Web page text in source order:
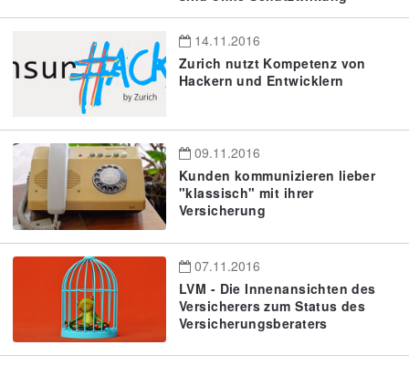
14.11.2016
Zurich nutzt Kompetenz von
Hackern und Entwicklern
09.11.2016
Kunden kommunizieren lieber
"klassisch" mit ihrer
Versicherung
07.11.2016
LVM - Die Innenansichten des
Versicherers zum Status des
Versicherungsberaters